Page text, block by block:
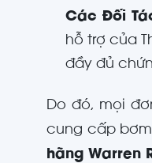
Các Đối
hỗ trợ của
đầy đủ
Do đó, mọi
cung cấp
hãng Warren